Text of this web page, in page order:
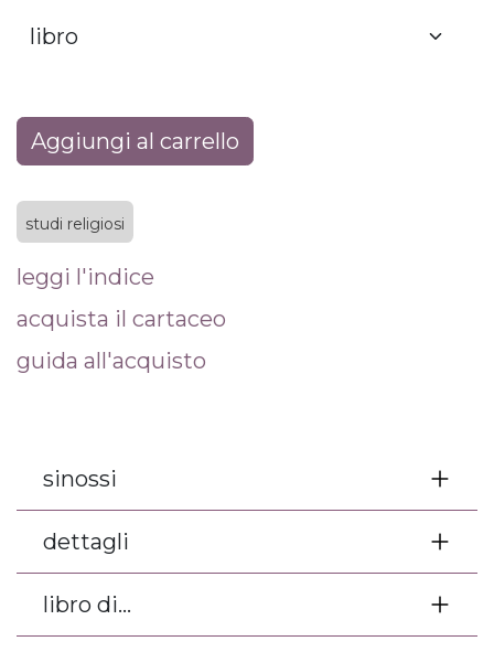
Aggiungi al carrello
studi religiosi
leggi l'indice
acquista il cartaceo
guida all'acquisto
sinossi
dettagli
libro di...